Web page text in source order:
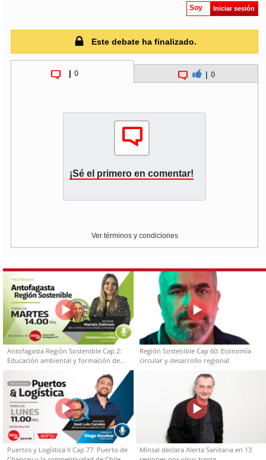
Soy Iniciar sesión
Este debate ha finalizado.
0 0
¡Sé el primero en comentar!
Ver términos y condiciones
Antofagasta Región Sostenible Cap.2:
Educación ambiental y formación de
capacidades técnicas
Región Sostenible Cap 60: Economía
circular y desarrollo regional
Puertos y Logística II Cap 77: Puerto de
Minsal declara Alerta Sanitaria en 13